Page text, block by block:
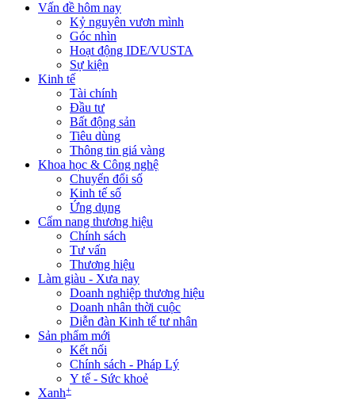
Vấn đề hôm nay
Kỷ nguyên vươn mình
Góc nhìn
Hoạt động IDE/VUSTA
Sự kiện
Kinh tế
Tài chính
Đầu tư
Bất động sản
Tiêu dùng
Thông tin giá vàng
Khoa học & Công nghệ
Chuyển đổi số
Kinh tế số
Ứng dụng
Cẩm nang thương hiệu
Chính sách
Tư vấn
Thương hiệu
Làm giàu - Xưa nay
Doanh nghiệp thương hiệu
Doanh nhân thời cuộc
Diễn đàn Kinh tế tư nhân
Sản phẩm mới
Kết nối
Chính sách - Pháp Lý
Y tế - Sức khoẻ
Xanh+